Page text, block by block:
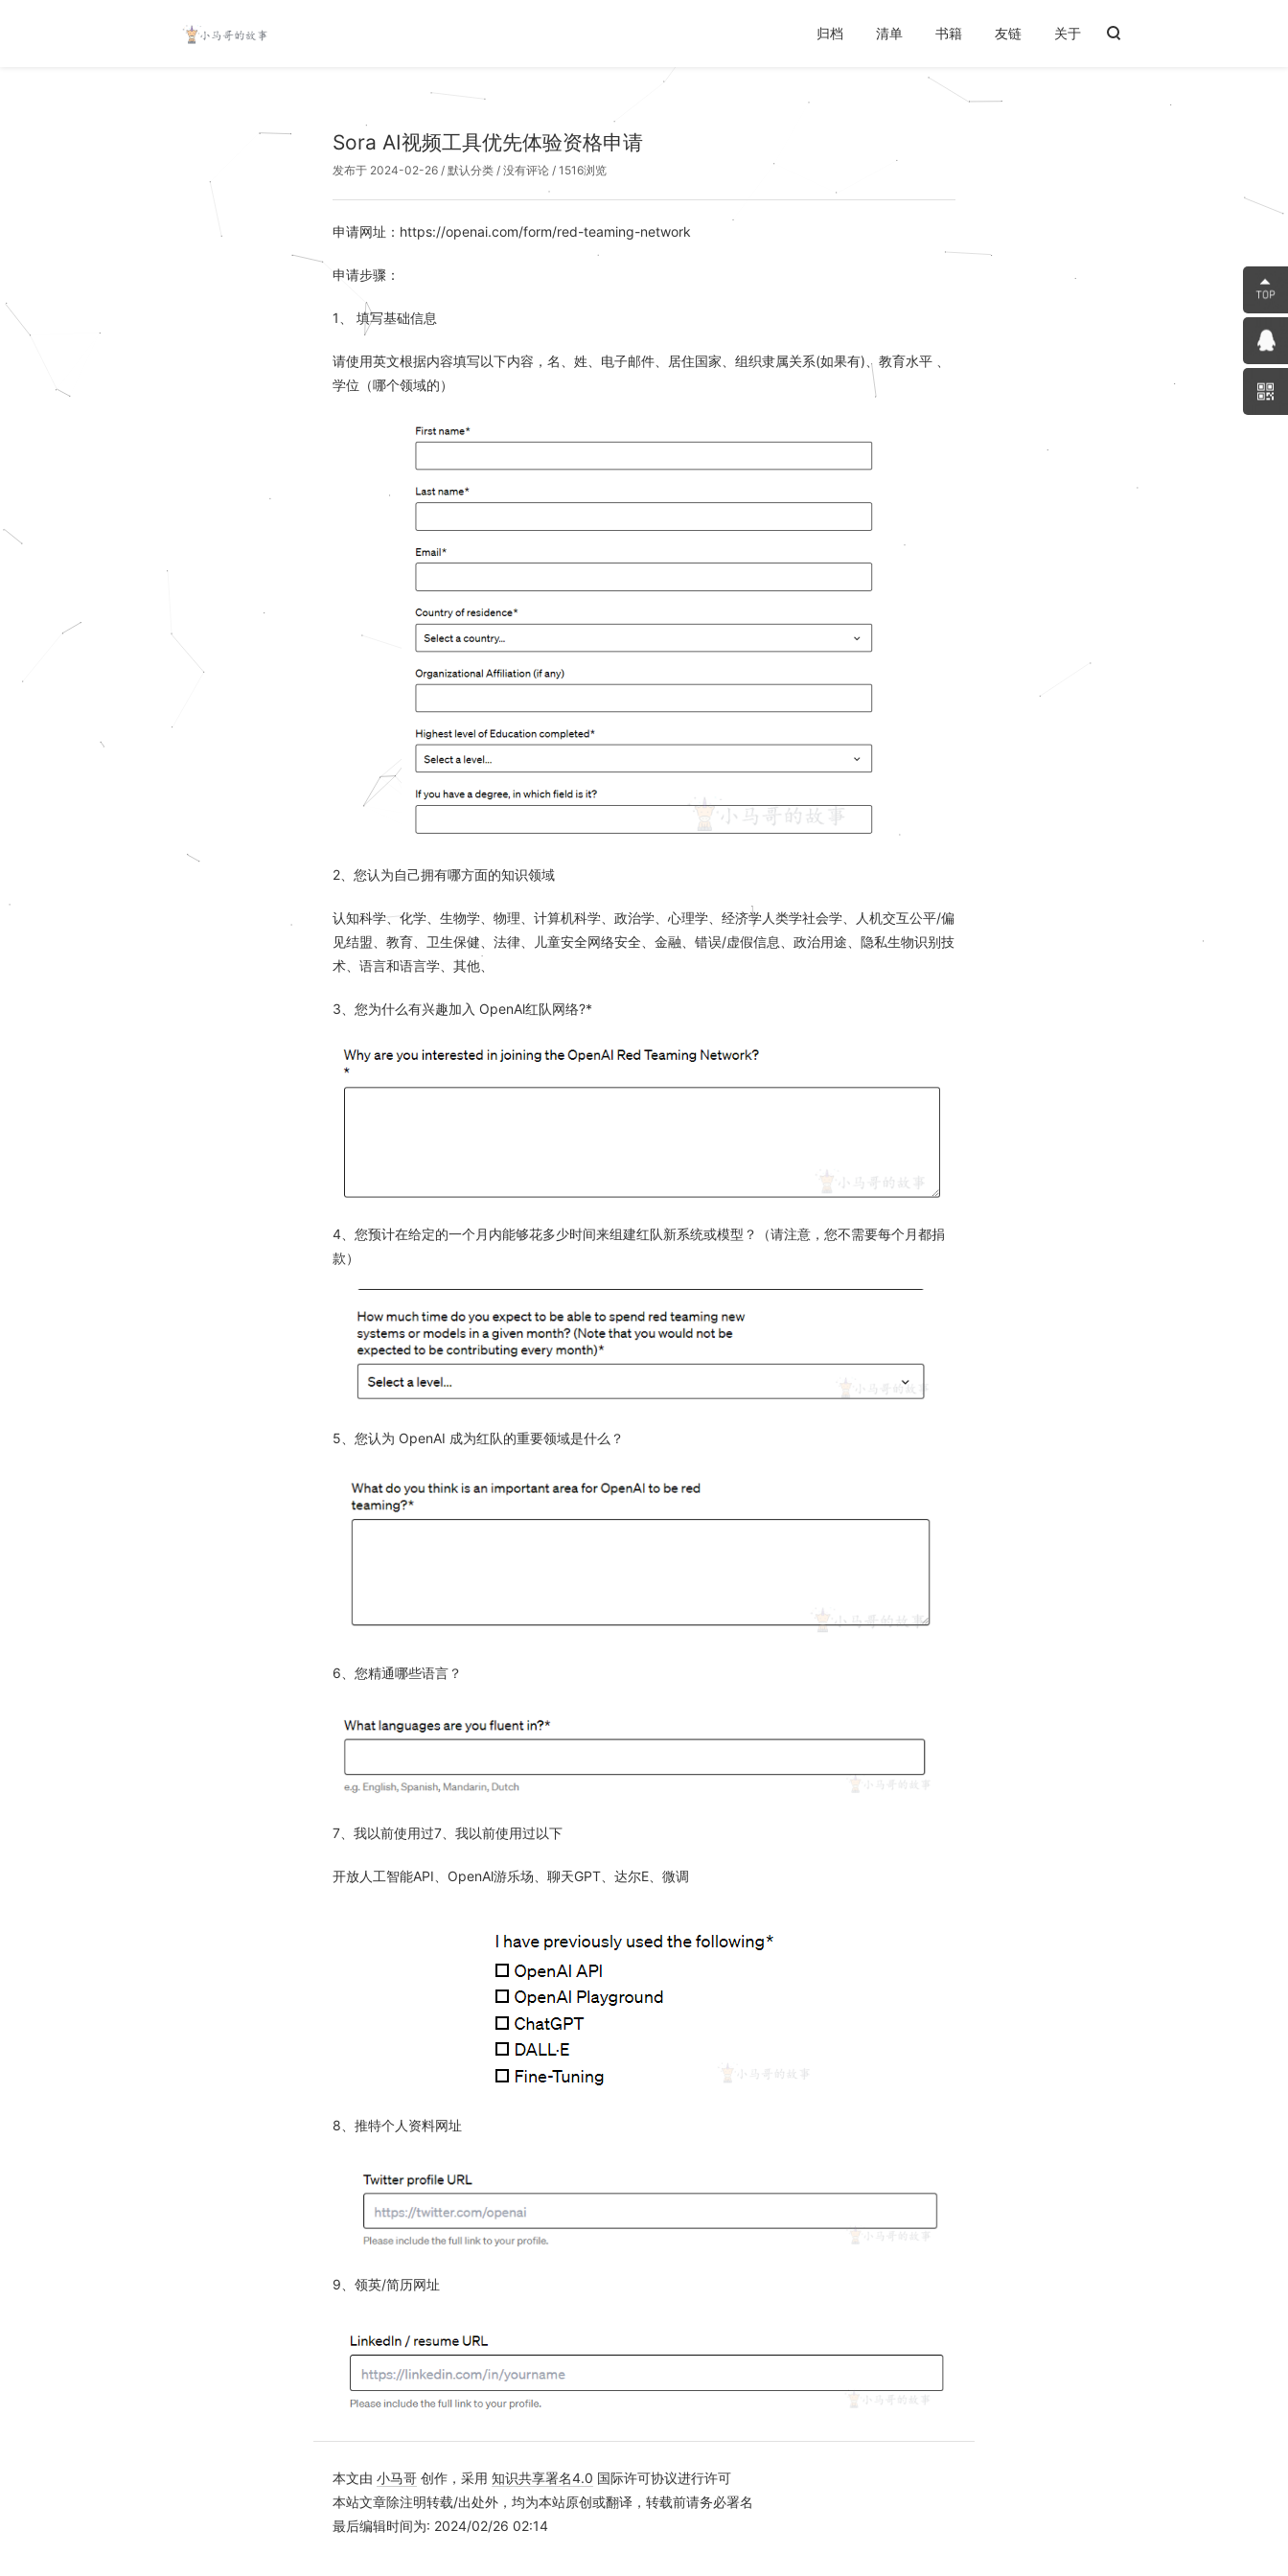
归档 清单 书籍 友链 关于
Sora AI视频工具优先体验资格申请
发布于 2024-02-26 / 默认分类 / 没有评论 / 1516浏览
申请网址：https://openai.com/form/red-teaming-network
申请步骤：
1、 填写基础信息
请使用英文根据内容填写以下内容，名、姓、电子邮件、居住国家、组织隶属关系(如果有)、教育水平 、
学位（哪个领域的）
2、您认为自己拥有哪方面的知识领域
认知科学、化学、生物学、物理、计算机科学、政治学、心理学、经济学人类学社会学、人机交互公平/偏
见结盟、教育、卫生保健、法律、儿童安全网络安全、金融、错误/虚假信息、政治用途、隐私生物识别技
术、语言和语言学、其他、
3、您为什么有兴趣加入 OpenAl红队网络?*
4、您预计在给定的一个月内能够花多少时间来组建红队新系统或模型？（请注意，您不需要每个月都捐
款）
5、您认为 OpenAI 成为红队的重要领域是什么？
6、您精通哪些语言？
7、我以前使用过7、我以前使用过以下
开放人工智能API、OpenAl游乐场、聊天GPT、达尔E、微调
8、推特个人资料网址
9、领英/简历网址
本文由 小马哥 创作，采用 知识共享署名4.0 国际许可协议进行许可
本站文章除注明转载/出处外，均为本站原创或翻译，转载前请务必署名
最后编辑时间为: 2024/02/26 02:14